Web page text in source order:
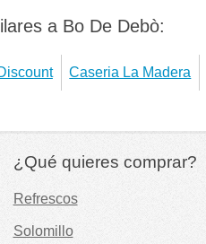
a Bo De Debò:
Caseria La Madera
¿Qué quieres comprar?
Refrescos
Solomillo